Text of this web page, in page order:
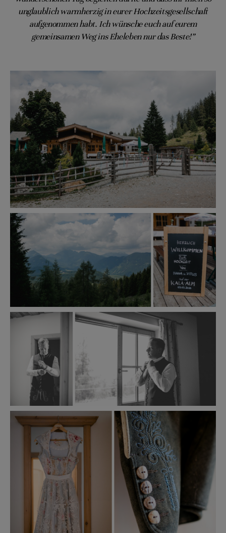
unglaublich warmherzig in eurer Hochzeitsgesellschaft
aufgenommen habt. Ich wünsche euch auf eurem
gemeinsamen Weg ins Eheleben nur das Beste!”